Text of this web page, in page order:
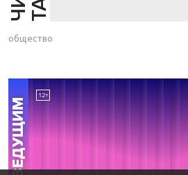
общество